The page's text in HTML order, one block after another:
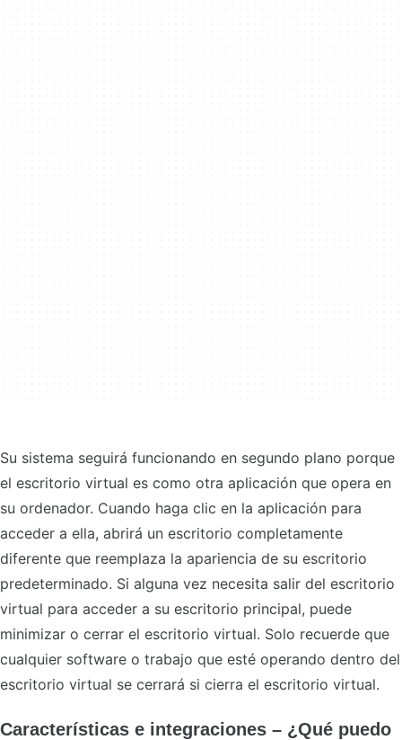
Su sistema seguirá funcionando en segundo plano porque
el escritorio virtual es como otra aplicación que opera en
su ordenador. Cuando haga clic en la aplicación para
acceder a ella, abrirá un escritorio completamente
diferente que reemplaza la apariencia de su escritorio
predeterminado. Si alguna vez necesita salir del escritorio
virtual para acceder a su escritorio principal, puede
minimizar o cerrar el escritorio virtual. Solo recuerde que
cualquier software o trabajo que esté operando dentro del
escritorio virtual se cerrará si cierra el escritorio virtual.
Características e integraciones – ¿Qué puedo